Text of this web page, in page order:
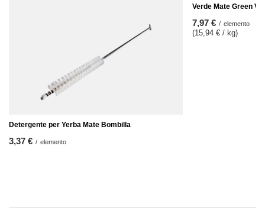
Detergente per Yerba Mate Bombilla
3,37 € / elemento
Verde Mate Green
7,97 € / elemento
(15,94 € / kg)